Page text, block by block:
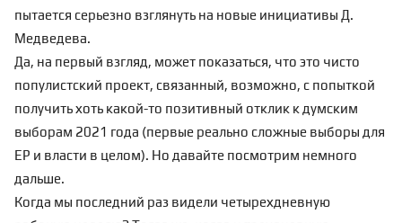
пытается серьезно взглянуть на новые инициативы Д.
Медведева.
Да, на первый взгляд, может показаться, что это чисто
популистский проект, связанный, возможно, с попыткой
получить хоть какой-то позитивный отклик к думским
выборам 2021 года (первые реально сложные выборы для
ЕР и власти в целом). Но давайте посмотрим немного
дальше.
Когда мы последний раз видели четырехдневную